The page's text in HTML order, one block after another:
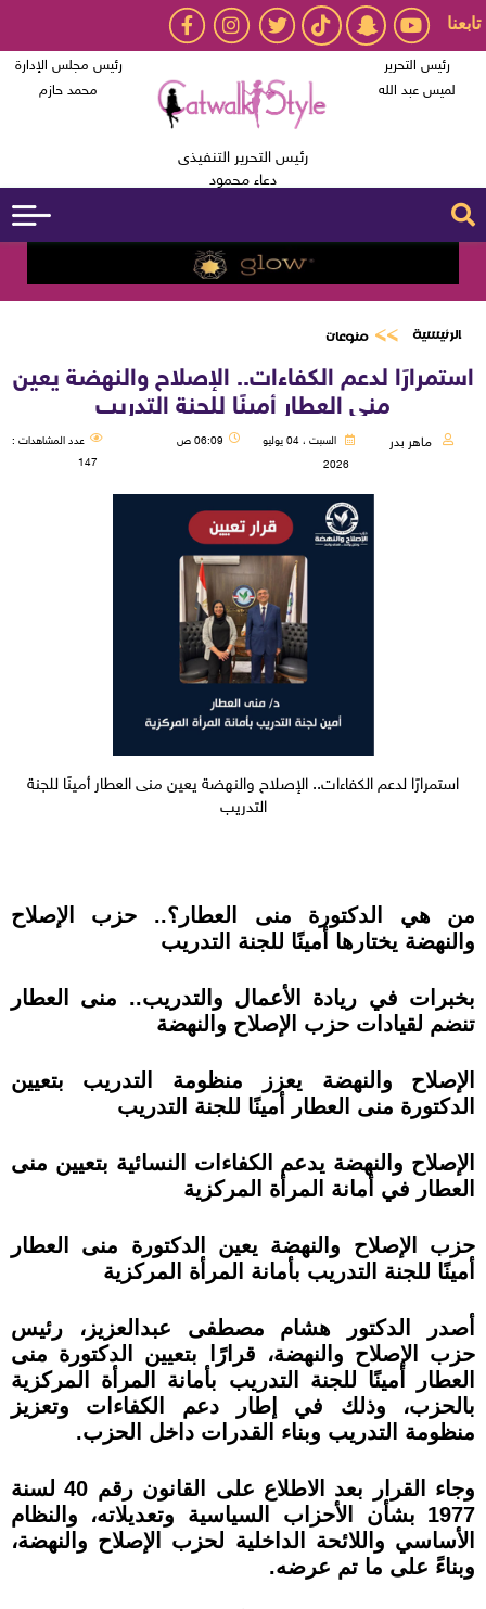
تابعنا
رئيس التحرير
لميس عبد الله
رئيس التحرير التنفيذى
دعاء محمود
رئيس مجلس الإدارة
محمد حازم
الرئيسية منوعات
استمرارًا لدعم الكفاءات.. الإصلاح والنهضة يعين
منى العطار أمينًا للجنة التدريب
ماهر بدر
السبت ، 04 يوليو
2026
06:09 ص
عدد المشاهدات :
147
استمرارًا لدعم الكفاءات.. الإصلاح والنهضة يعين منى العطار أمينًا للجنة
التدريب
من هي الدكتورة منى العطار؟.. حزب الإصلاح
والنهضة يختارها أمينًا للجنة التدريب
بخبرات في ريادة الأعمال والتدريب.. منى العطار
تنضم لقيادات حزب الإصلاح والنهضة
الإصلاح والنهضة يعزز منظومة التدريب بتعيين
الدكتورة منى العطار أمينًا للجنة التدريب
الإصلاح والنهضة يدعم الكفاءات النسائية بتعيين منى
العطار في أمانة المرأة المركزية
حزب الإصلاح والنهضة يعين الدكتورة منى العطار
أمينًا للجنة التدريب بأمانة المرأة المركزية
أصدر الدكتور هشام مصطفى عبدالعزيز، رئيس
حزب الإصلاح والنهضة، قرارًا بتعيين الدكتورة منى
العطار أمينًا للجنة التدريب بأمانة المرأة المركزية
بالحزب، وذلك في إطار دعم الكفاءات وتعزيز
منظومة التدريب وبناء القدرات داخل الحزب.
وجاء القرار بعد الاطلاع على القانون رقم 40 لسنة
1977 بشأن الأحزاب السياسية وتعديلاته، والنظام
الأساسي واللائحة الداخلية لحزب الإصلاح والنهضة،
وبناءً على ما تم عرضه.